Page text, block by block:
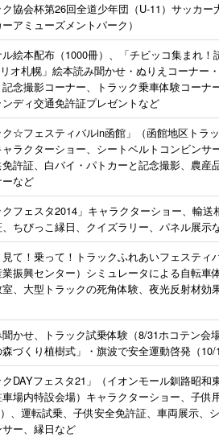
ク協会杯第26回全道少年団（U-11）サッカー
アミューズメントパーク）
絵本配布（1000冊）、「チビッコ集まれ！
オ札幌」絵本読み聞かせ・ぬりえコーナー
念撮影コーナー、トラック乗車体験コーナ
ディ交通免許証プレゼントなど
ク☆フェスティバルin函館」（函館地区トラ
ラクターショー、シートベルトコンビンサ
許証、白バイ・パトカーと記念撮影、農産
など
クフェスタ2014」キャラクターショー、輸送
、ちびっこ縁日、クイズラリー、パネル展示
見て！乗って！トラックふれあいフェスティ
業振興センター）シミュレータによる自転車
、大型トラックの死角体験、夜光反射材効
かせ、トラック試乗体験（8/31ホコテン会
づくり植樹式」・旗波で安全運動啓発（10/
クDAYフェスタ21」（イオンモール釧路昭和
車場内特設会場）キャラクターショー、子供
、運転試乗、子供安全免許証、車両展示、
サー、縁日など